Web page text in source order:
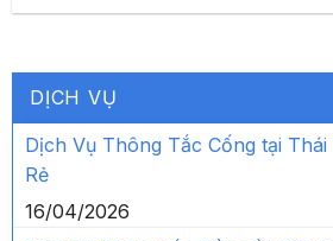
DỊCH VỤ
Dịch Vụ Thông Tắc Cống tại
Rẻ
16/04/2026